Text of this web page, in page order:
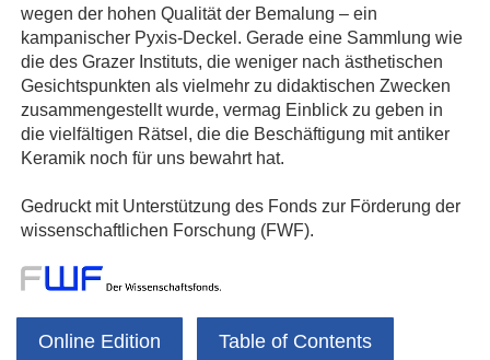
wegen der hohen Qualität der Bemalung – ein
kampanischer Pyxis-Deckel. Gerade eine Sammlung wie
die des Grazer Instituts, die weniger nach ästhetischen
Gesichtspunkten als vielmehr zu didaktischen Zwecken
zusammengestellt wurde, vermag Einblick zu geben in
die vielfältigen Rätsel, die die Beschäftigung mit antiker
Keramik noch für uns bewahrt hat.
Gedruckt mit Unterstützung des Fonds zur Förderung der
wissenschaftlichen Forschung (FWF).
Online Edition Table of Contents